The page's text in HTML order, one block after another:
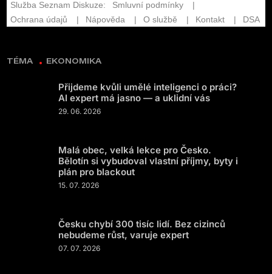
TÉMA EKONOMIKA
Přijdeme kvůli umělé inteligenci o práci?
AI expert má jasno — a uklidní vás
29. 06. 2026
Malá obec, velká lekce pro Česko.
Bělotín si vybudoval vlastní příjmy, byty i
plán pro blackout
15. 07. 2026
Česku chybí 300 tisíc lidí. Bez cizinců
nebudeme růst, varuje expert
07. 07. 2026